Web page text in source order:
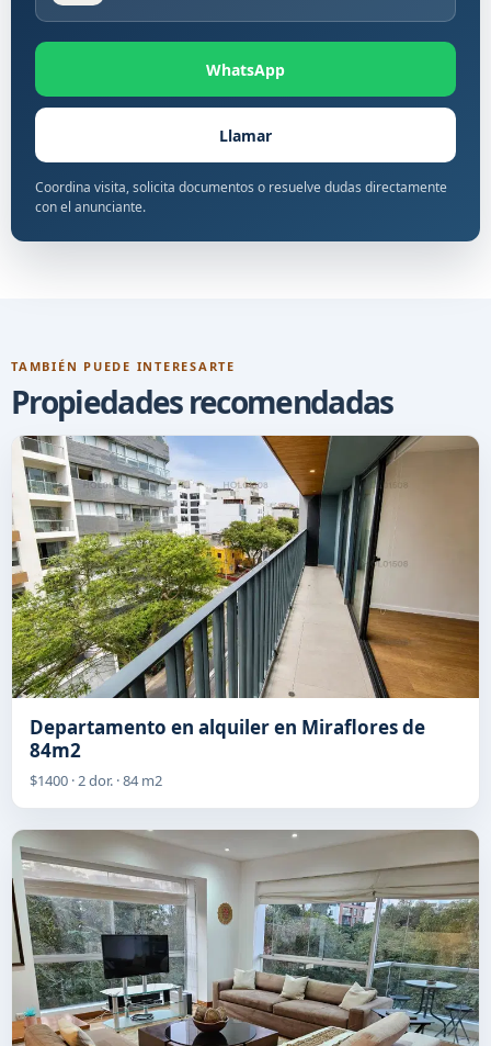
WhatsApp
Llamar
Coordina visita, solicita documentos o resuelve dudas directamente
con el anunciante.
TAMBIÉN PUEDE INTERESARTE
Propiedades recomendadas
Departamento en alquiler en Miraflores de
84m2
$1400 · 2 dor. · 84 m2